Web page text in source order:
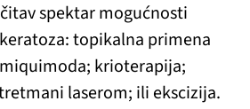
spektar mogućnosti
topikalna primena
krioterapija;
laserom; ili ekscizija.